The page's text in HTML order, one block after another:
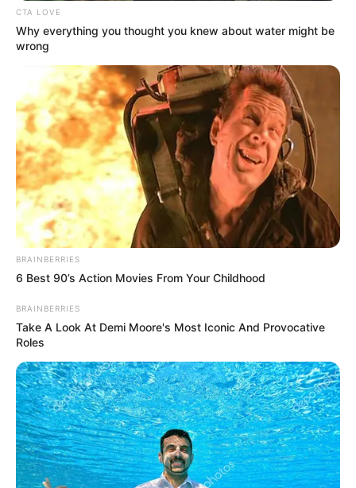
– Most felállt.
– Nekem is. Nekem is. Nekem is. Nekem is. Nekem
is. Nekem is.